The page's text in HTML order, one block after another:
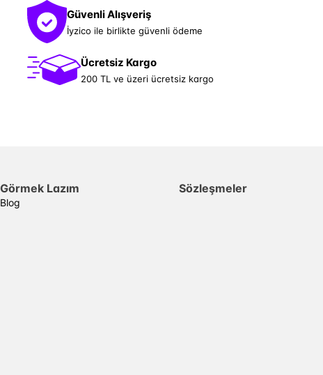
Güvenli Alışveriş
İyzico ile birlikte güvenli ödeme
Ücretsiz Kargo
200 TL ve üzeri ücretsiz kargo
Görmek Lazım
Blog
Sözleşmeler